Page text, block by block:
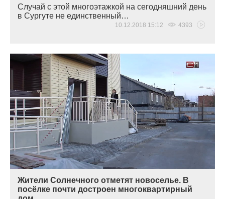
Случай с этой многоэтажкой на сегодняшний день
в Сургуте не единственный…
10.12.2018 15:12 4393
Жители Солнечного отметят новоселье. В
посёлке почти достроен многоквартирный